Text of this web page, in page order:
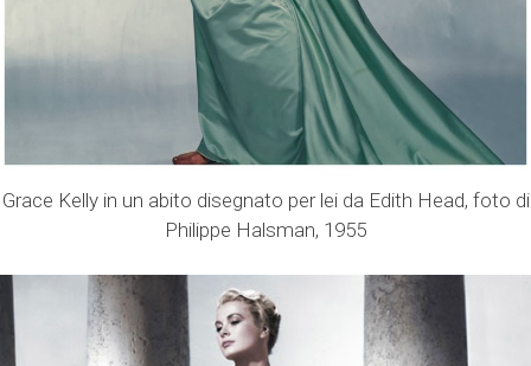
Grace Kelly in un abito disegnato per lei da Edith Head, foto di
Philippe Halsman, 1955